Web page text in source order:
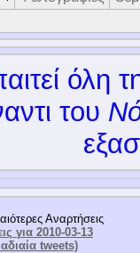
όλη
του
Αναρτήσεις
για 2010-03-13
tweets)